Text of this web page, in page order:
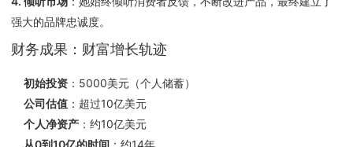
强大的品牌忠诚度。
财务成果：财富增长轨迹
初始投资 ：5000美元（个人储蓄）
公司估值 ：超过10亿美元
个人净资产 ：约10亿美元
从0到10亿的时间 ：约14年